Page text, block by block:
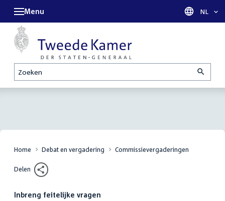
Zoeken
Menu Taal
NL
Home Debat en vergadering Commissievergaderingen
Delen
Inbreng feitelijke vragen